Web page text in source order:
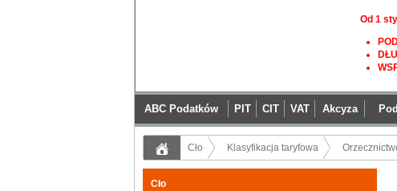
Od 1
ABC Podatków PIT CIT VAT Akcyza
Cło Klasyfikacja taryfowa
Cło